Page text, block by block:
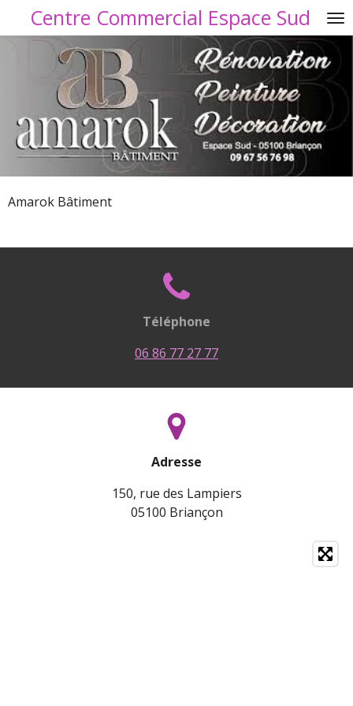
Passer
au
Centre Commercial Espace Sud
Amarok Bâtiment
Téléphone
06 86 77 27 77
Adresse
150, rue des Lampiers
05100 Briançon